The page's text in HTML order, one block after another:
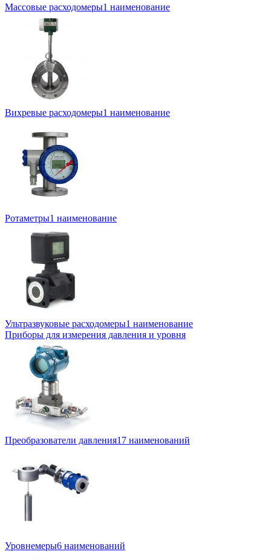
Массовые расходомеры1 наименование
Вихревые расходомеры1 наименование
Ротаметры1 наименование
Ультразвуковые расходомеры1 наименование
Приборы для измерения давления и уровня
Преобразователи давления17 наименований
Уровнемеры6 наименований